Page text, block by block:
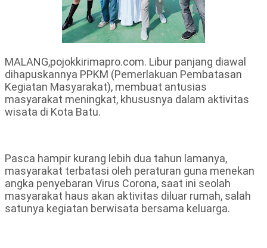
MALANG,pojokkirimapro.com. Libur panjang diawal
dihapuskannya PPKM (Pemerlakuan Pembatasan
Kegiatan Masyarakat), membuat antusias
masyarakat meningkat, khususnya dalam aktivitas
wisata di Kota Batu.
Pasca hampir kurang lebih dua tahun lamanya,
masyarakat terbatasi oleh peraturan guna menekan
angka penyebaran Virus Corona, saat ini seolah
masyarakat haus akan aktivitas diluar rumah, salah
satunya kegiatan berwisata bersama keluarga.